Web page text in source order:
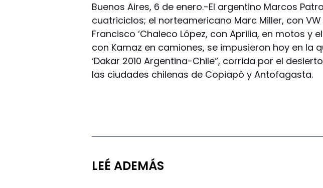
Buenos Aires, 6 de enero.-El argentino Marcos
cuatriciclos; el norteamericano Marc Miller, con
Francisco ‘Chaleco López, con Aprilia, en motos y
con Kamaz en camiones, se impusieron hoy en la
‘Dakar 2010 Argentina-Chile“, corrida por el
las ciudades chilenas de Copiapó y Antofagasta.
LEÉ ADEMÁS